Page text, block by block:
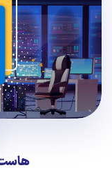
هاست